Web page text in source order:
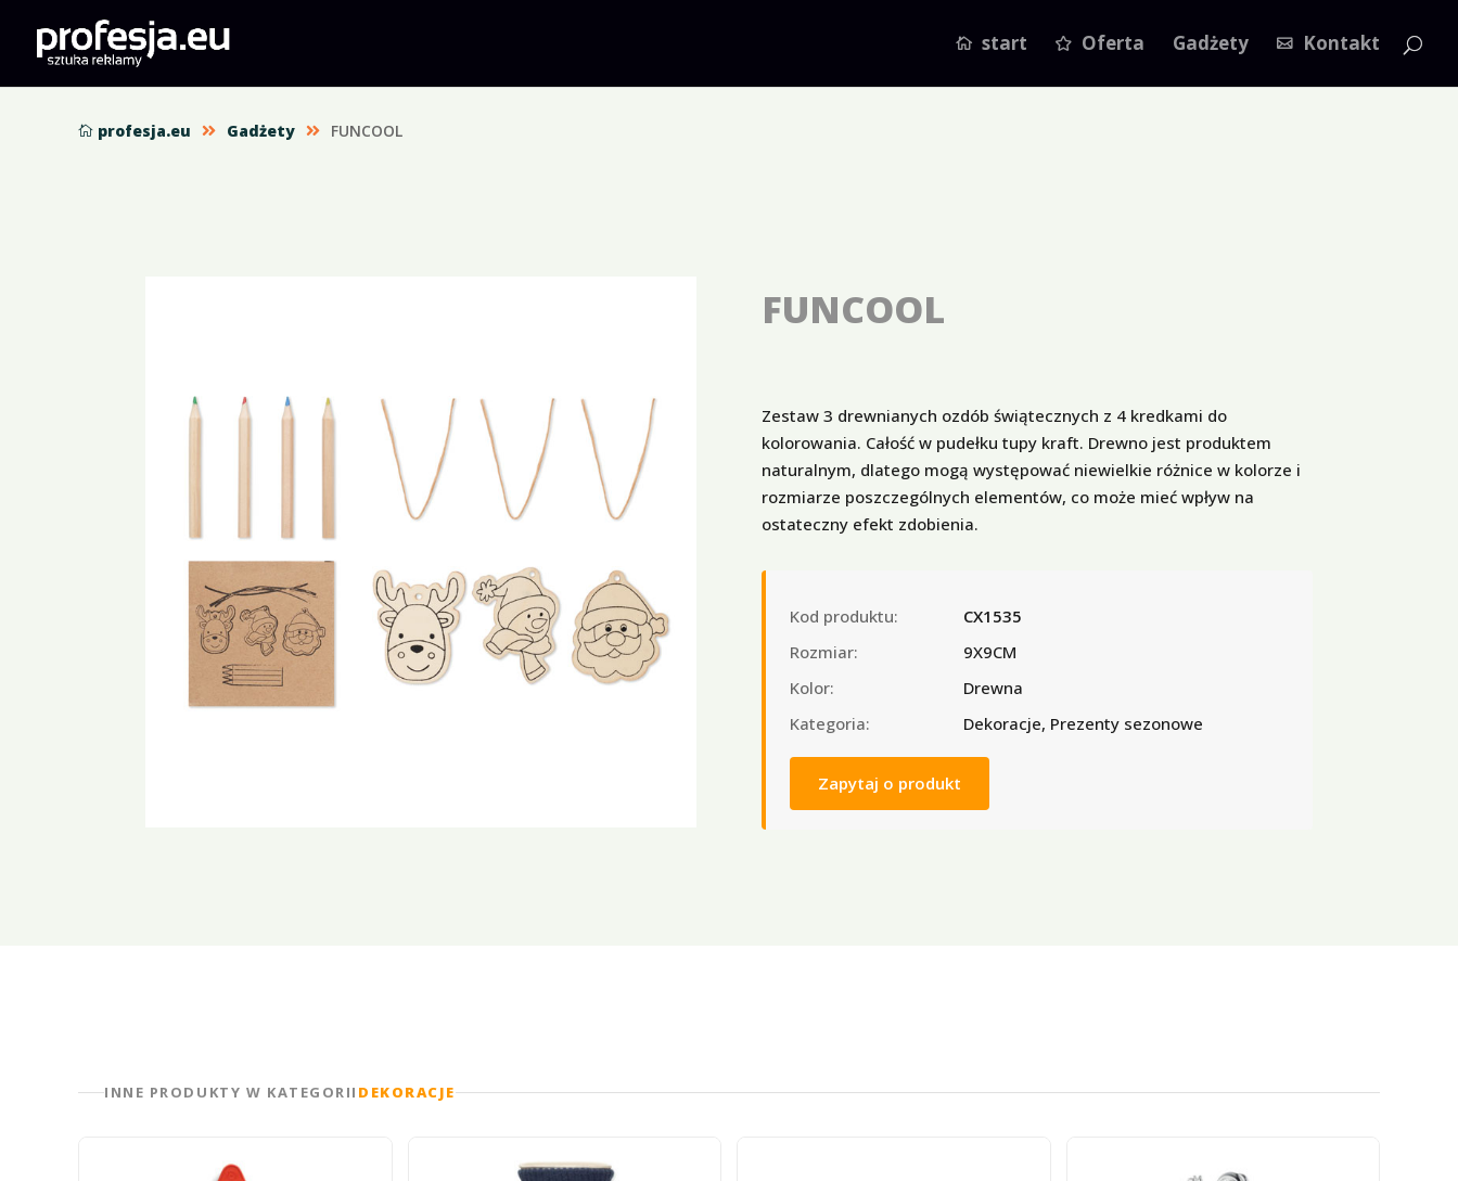
start Oferta Gadżety Kontakt
 profesja.eu  Gadżety  FUNCOOL
FUNCOOL
Zestaw 3 drewnianych ozdób świątecznych z 4 kredkami do
kolorowania. Całość w pudełku tupy kraft. Drewno jest produktem
naturalnym, dlatego mogą występować niewielkie różnice w kolorze i
rozmiarze poszczególnych elementów, co może mieć wpływ na
ostateczny efekt zdobienia.
Kod produktu:
CX1535
Rozmiar:
9X9CM
Kolor:
Drewna
Kategoria:
Dekoracje, Prezenty sezonowe
Zapytaj o produkt
INNE PRODUKTY W KATEGORII DEKORACJE